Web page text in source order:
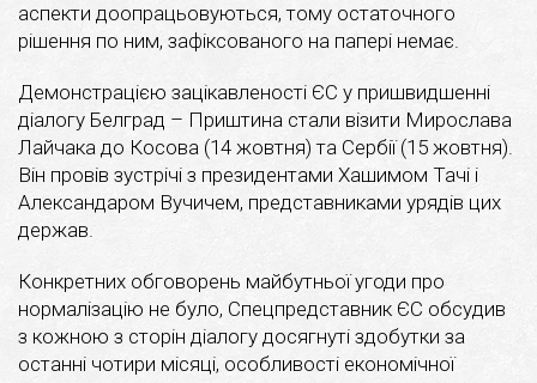
аспекти доопрацьовуються, тому остаточного
рішення по ним, зафіксованого на папері немає.
Демонстрацією зацікавленості ЄС у пришвидшенні
діалогу Белград – Приштина стали візити Мирослава
Лайчака до Косова (14 жовтня) та Сербії (15 жовтня).
Він провів зустрічі з президентами Хашимом Тачі і
Александаром Вучичем, представниками урядів цих
держав.
Конкретних обговорень майбутньої угоди про
нормалізацію не було, Спецпредставник ЄС обсудив
з кожною з сторін діалогу досягнуті здобутки за
останні чотири місяці, особливості економічної